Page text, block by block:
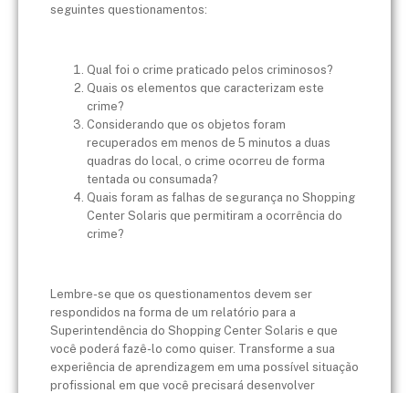
seguintes questionamentos:
Qual foi o crime praticado pelos criminosos?
Quais os elementos que caracterizam este
crime?
Considerando que os objetos foram
recuperados em menos de 5 minutos a duas
quadras do local, o crime ocorreu de forma
tentada ou consumada?
Quais foram as falhas de segurança no Shopping
Center Solaris que permitiram a ocorrência do
crime?
Lembre-se que os questionamentos devem ser
respondidos na forma de um relatório para a
Superintendência do Shopping Center Solaris e que
você poderá fazê-lo como quiser. Transforme a sua
experiência de aprendizagem em uma possível situação
profissional em que você precisará desenvolver